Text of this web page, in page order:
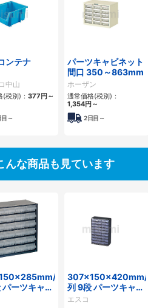
ンテナ
中山
税別)： 377 円 ～
目～
パーツキャビネット
間口 350～863mm
ホーザン
通常価格(税別)：
1,354円 ～
2日目～
んな商品も見ています
4
ーツキャビ
列 9段 パーツキャビ
ネット
エスコ